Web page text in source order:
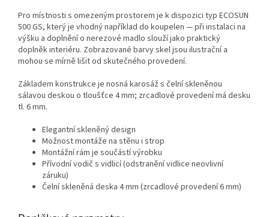
Pro místnosti s omezeným prostorem je k dispozici typ ECOSUN
500 GS, který je vhodný například do koupelen — při instalaci na
výšku a doplnění o nerezové madlo slouží jako praktický
doplněk interiéru. Zobrazované barvy skel jsou ilustrační a
mohou se mírně lišit od skutečného provedení.
Základem konstrukce je nosná karosáž s čelní skleněnou
sálavou deskou o tloušťce 4 mm; zrcadlové provedení má desku
tl. 6 mm.
Elegantní skleněný design
Možnost montáže na stěnu i strop
Montážní rám je součástí výrobku
Přívodní vodič s vidlicí (odstranění vidlice neovlivní
záruku)
Čelní skleněná deska 4 mm (zrcadlové provedení 6 mm)